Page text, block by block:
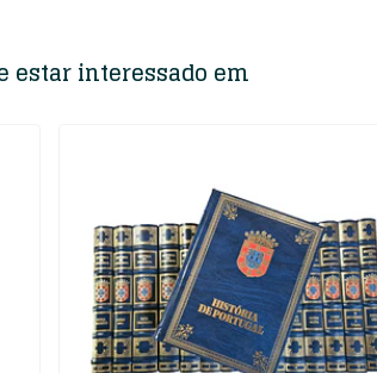
estar interessado em